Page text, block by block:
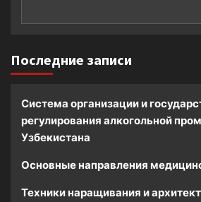
Последние записи
Система организации и
регулирования алкогольной
Узбекистана
Основные направления
Техники наращивания и